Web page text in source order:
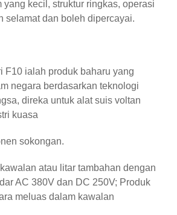
yang kecil, struktur ringkas, operasi
selamat dan boleh dipercayai.
F10 ialah produk baharu yang
negara berdasarkan teknologi
direka untuk alat suis voltan
kuasa
sokongan.
atau litar tambahan dengan
AC 380V dan DC 250V; Produk
meluas dalam kawalan